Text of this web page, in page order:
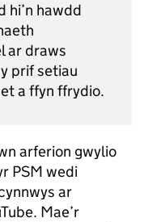
hi’n hawdd
ar draws
prif setiau
a ffyn ffrydio.
arferion gwylio
PSM wedi
ar
Mae’r